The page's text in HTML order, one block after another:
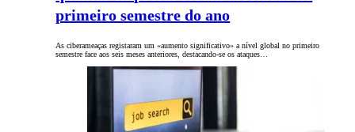
primeiro semestre do ano
As ciberameaças registaram um «aumento significativo» a nível global no primeiro
semestre face aos seis meses anteriores, destacando-se os ataques…